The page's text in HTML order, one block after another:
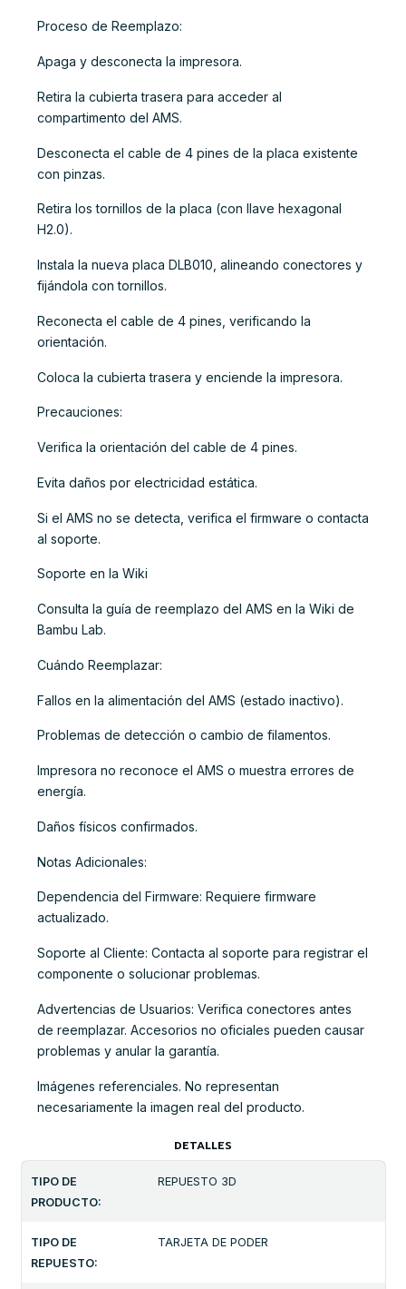
Proceso de Reemplazo:
Apaga y desconecta la impresora.
Retira la cubierta trasera para acceder al
compartimento del AMS.
Desconecta el cable de 4 pines de la placa existente
con pinzas.
Retira los tornillos de la placa (con llave hexagonal
H2.0).
Instala la nueva placa DLB010, alineando conectores y
fijándola con tornillos.
Reconecta el cable de 4 pines, verificando la
orientación.
Coloca la cubierta trasera y enciende la impresora.
Precauciones:
Verifica la orientación del cable de 4 pines.
Evita daños por electricidad estática.
Si el AMS no se detecta, verifica el firmware o contacta
al soporte.
Soporte en la Wiki
Consulta la guía de reemplazo del AMS en la Wiki de
Bambu Lab.
Cuándo Reemplazar:
Fallos en la alimentación del AMS (estado inactivo).
Problemas de detección o cambio de filamentos.
Impresora no reconoce el AMS o muestra errores de
energía.
Daños físicos confirmados.
Notas Adicionales:
Dependencia del Firmware: Requiere firmware
actualizado.
Soporte al Cliente: Contacta al soporte para registrar el
componente o solucionar problemas.
Advertencias de Usuarios: Verifica conectores antes
de reemplazar. Accesorios no oficiales pueden causar
problemas y anular la garantía.
Imágenes referenciales. No representan
necesariamente la imagen real del producto.
DETALLES
TIPO DE
PRODUCTO:
REPUESTO 3D
TIPO DE
REPUESTO:
TARJETA DE PODER